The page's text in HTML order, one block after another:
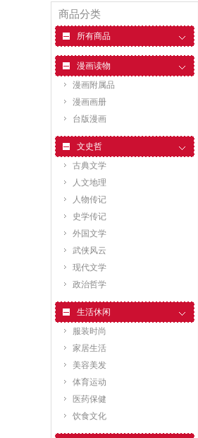
商品分类
所有商品
漫画读物
漫画附属品
漫画画册
台版漫画
文史哲
古典文学
人文地理
人物传记
史学传记
外国文学
武侠风云
现代文学
政治哲学
生活休闲
服装时尚
家居生活
美容美发
体育运动
医药保健
饮食文化